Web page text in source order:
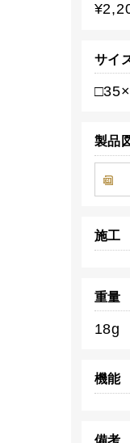
サイ
製品
施工
重量
18g
機能
備考